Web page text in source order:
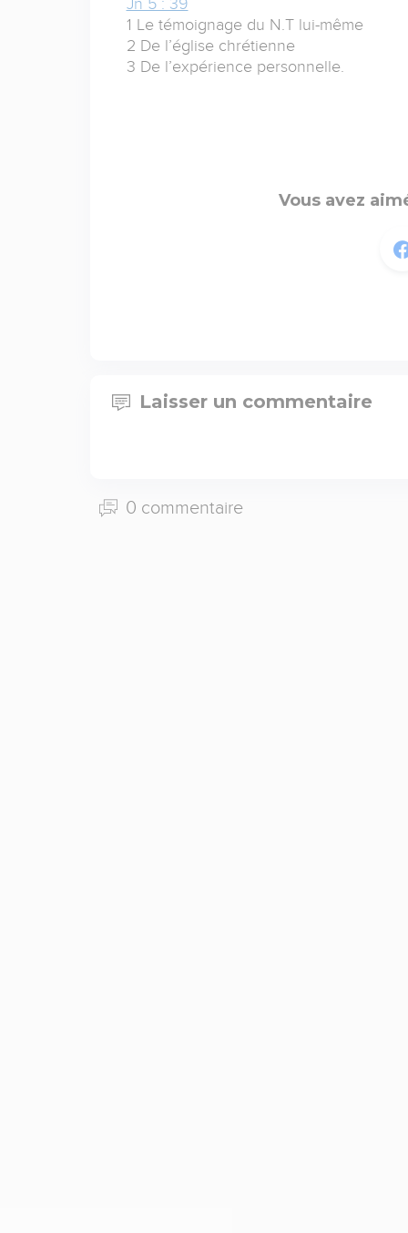
Jn 5 : 39
1 Le témoignage du N.T lui-même
2 De l’église chrétienne
3 De l’expérience personnelle.
Vous avez
Laisser un commentaire
0 commentaire